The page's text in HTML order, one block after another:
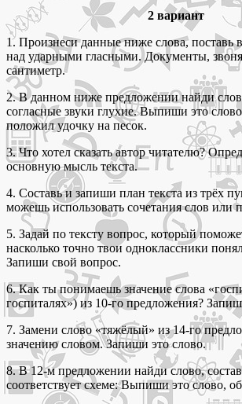
2 вариант
1. Произнеси данные ниже слова, поставь
над ударными гласными. Документы,
сантиметр.
2. В данном ниже предложении найди
согласные звуки глухие. Выпиши это
положил удочку на песок.
3. Что хотел сказать автор читателю?
основную мысль текста.
4. Составь и запиши план текста из трёх
можешь использовать сочетания слов или
5. Задай по тексту вопрос, который
насколько точно твои одноклассники
Запиши свой вопрос.
6. Как ты понимаешь значение слова
госпиталях») из 10-го предложения?
7. Замени слово «тяжёлый» из 14-го
значению словом. Запиши это слово.
8. В 12-м предложении найди слово,
соответствует схеме: Выпиши это слово,